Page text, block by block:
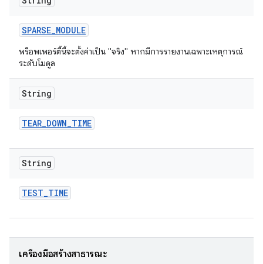
SPARSE_MODULE
พร็อพเพอร์ตี้นี้จะตั้งค่าเป็น "จริง" หากมีการรายงานเฉพาะเหตุการณ์
ระดับโมดูล
String
TEAR_DOWN_TIME
String
TEST_TIME
เครื่องมือสร้างสาธารณะ